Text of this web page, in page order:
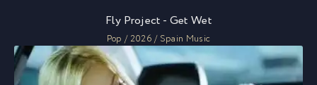
Fly Project - Get Wet
Pop / 2026 / Spain Music